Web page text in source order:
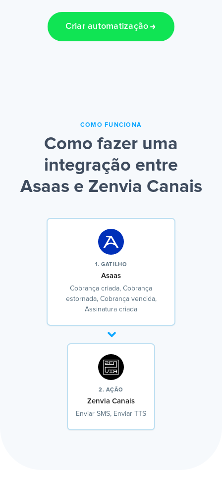
Criar automatização
COMO FUNCIONA
Como fazer uma
integração entre
Asaas e Zenvia Canais
1. GATILHO
Asaas
Cobrança criada, Cobrança
estornada, Cobrança vencida,
Assinatura criada
2. AÇÃO
Zenvia Canais
Enviar SMS, Enviar TTS